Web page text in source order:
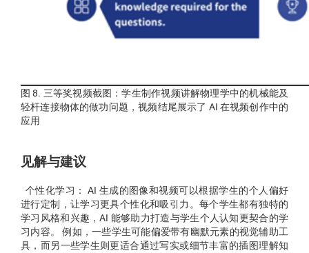
图 8. 三等奖视频截图：学生制作视频讲解物理学中的机械能及
轻杆连接物体的做功问题，视频结尾展示了 AI 在视频创作中的
应用
见解与建议
个性化学习： AI 生成的图像和视频可以根据学生的个人偏好
进行定制，让学习更具个性化和吸引力。每个学生都有独特的
学习风格和兴趣，AI 能够助力打造与学生个人认知更契合的学
习内容。 例如，一些学生可能偏爱带有幽默元素的视觉辅助工
具，而另一些学生则更适合通过写实或细节丰富的插图理解知